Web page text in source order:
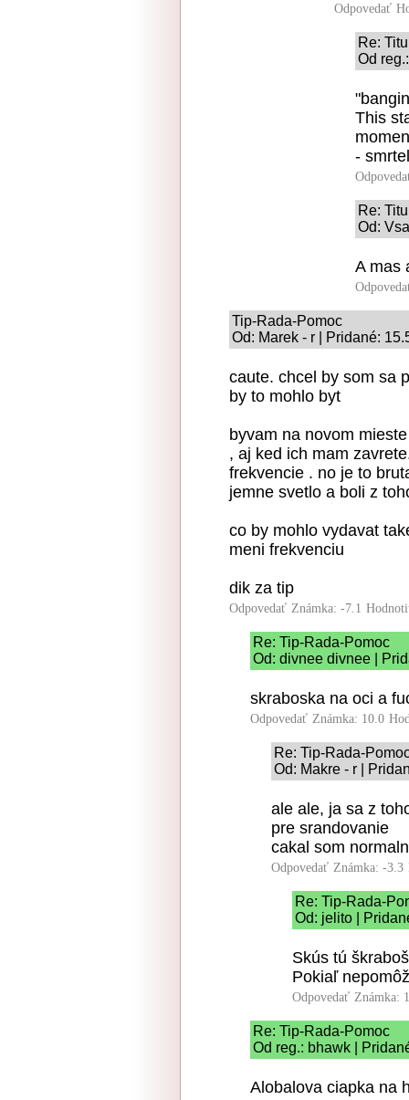
Odpovedať
Re:
Od
This
-
Re:
Od:
A mas
Tip-Rada-Pomoc
Od: Marek - r | Pridané:
caute. chcel by som sa
by to mohlo byt
byvam na novom
, aj ked ich mam
frekvencie . no je to
jemne svetlo a boli z
co by mohlo vydavat
meni frekvenciu
dik za tip
Odpovedať Známka: -7.1
Re: Tip-Rada-Pomoc
Od: divnee divnee |
skraboska na oci a
Odpovedať Známka: 10.0
Re: Tip-Rada-
Od: Makre - r |
ale ale, ja sa z
pre srandovanie
cakal som
Odpovedať Známka: -3.3
Re: Tip-Rada-
Od: jelito |
Skús tú
Pokiaľ
Odpovedať Známka:
Re: Tip-Rada-Pomoc
Od reg.: bhawk |
Alobalova ciapka na